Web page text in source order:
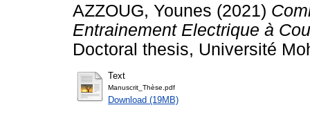
AZZOUG, Younes (2021)
Entrainement Electrique à
Doctoral thesis, Université
Text
Manuscrit_Thèse.pdf
Download (19MB)